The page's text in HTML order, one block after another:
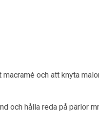
och att knyta
och hålla reda på pärlor